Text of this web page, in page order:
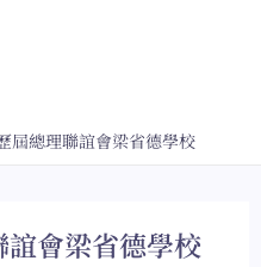
屆總理聯誼會梁省德學校
會梁省德學校